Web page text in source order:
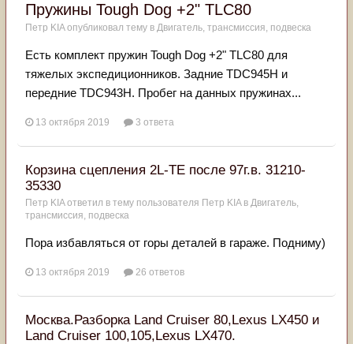
Пружины Tough Dog +2" TLC80
Петр KIAопубликовал тему в Двигатель, трансмиссия, подвеска
Есть комплект пружин Tough Dog +2" TLC80 для
тяжелых экспедиционников. Задние TDC945H и
передние TDC943H. Пробег на данных пружинах...
13 октября 2019 3 ответа
Корзина сцепления 2L-TE после 97г.в. 31210-
35330
Петр KIAответил в тему пользователя Петр KIAв Двигатель,
трансмиссия, подвеска
Пора избавляться от горы деталей в гараже. Подниму)
13 октября 2019 26 ответов
Москва.Разборка Land Cruiser 80,Lexus LX450 и
Land Cruiser 100,105,Lexus LX470.